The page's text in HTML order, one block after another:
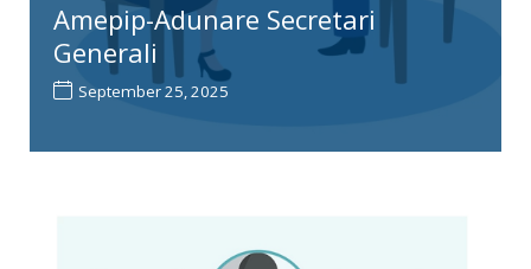
Amepip-Adunare Secretari
Generali
September 25, 2025